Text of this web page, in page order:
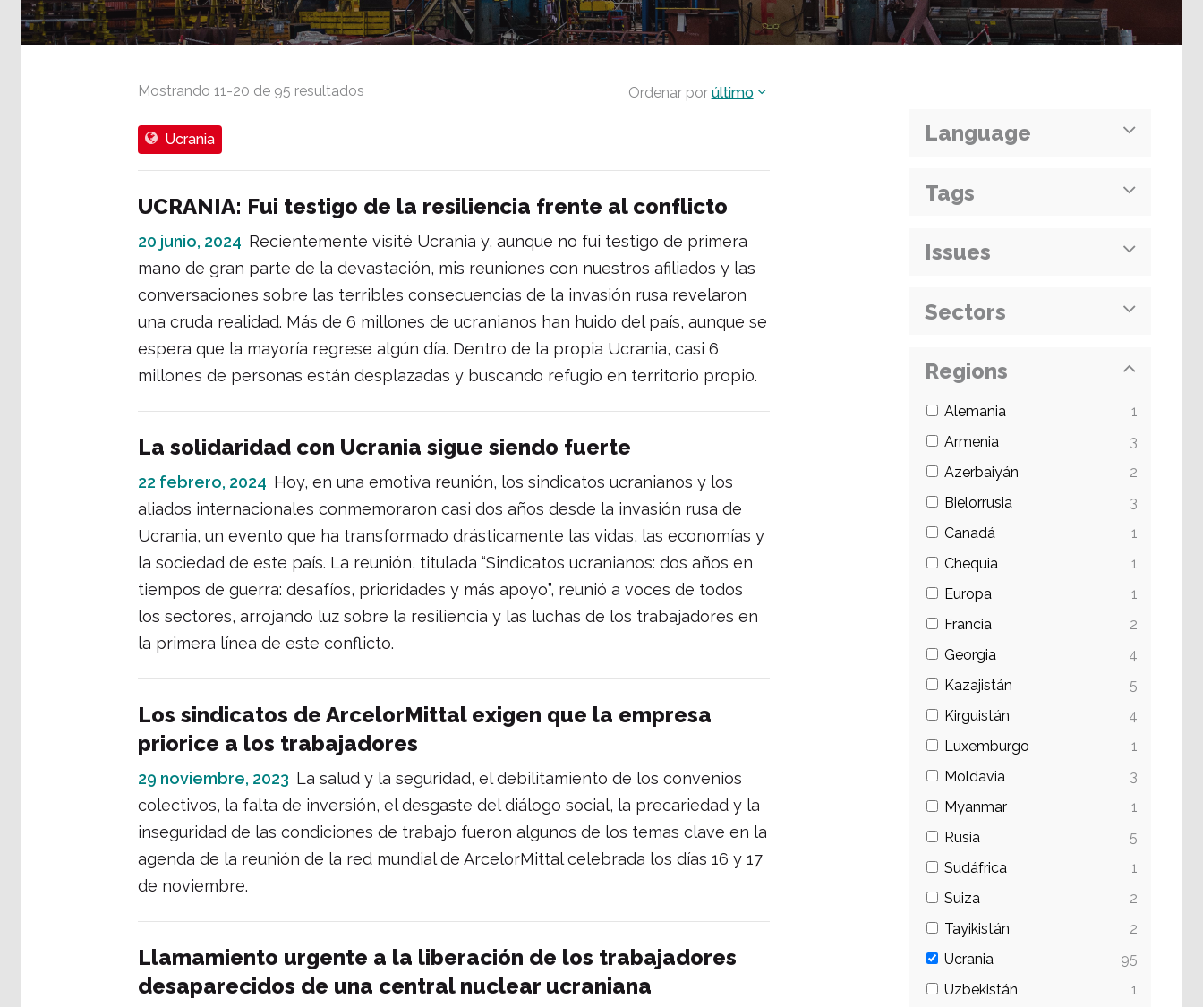
Mostrando 11-20 de 95 resultados Ordenar por último
Ucrania
UCRANIA: Fui testigo de la resiliencia frente al conflicto
20 junio, 2024 Recientemente visité Ucrania y, aunque no fui testigo de primera
mano de gran parte de la devastación, mis reuniones con nuestros afiliados y las
conversaciones sobre las terribles consecuencias de la invasión rusa revelaron
una cruda realidad. Más de 6 millones de ucranianos han huido del país, aunque se
espera que la mayoría regrese algún día. Dentro de la propia Ucrania, casi 6
millones de personas están desplazadas y buscando refugio en territorio propio.
La solidaridad con Ucrania sigue siendo fuerte
22 febrero, 2024 Hoy, en una emotiva reunión, los sindicatos ucranianos y los
aliados internacionales conmemoraron casi dos años desde la invasión rusa de
Ucrania, un evento que ha transformado drásticamente las vidas, las economías y
la sociedad de este país. La reunión, titulada “Sindicatos ucranianos: dos años en
tiempos de guerra: desafíos, prioridades y más apoyo”, reunió a voces de todos
los sectores, arrojando luz sobre la resiliencia y las luchas de los trabajadores en
la primera línea de este conflicto.
Los sindicatos de ArcelorMittal exigen que la empresa
priorice a los trabajadores
29 noviembre, 2023 La salud y la seguridad, el debilitamiento de los convenios
colectivos, la falta de inversión, el desgaste del diálogo social, la precariedad y la
inseguridad de las condiciones de trabajo fueron algunos de los temas clave en la
agenda de la reunión de la red mundial de ArcelorMittal celebrada los días 16 y 17
de noviembre.
Llamamiento urgente a la liberación de los trabajadores
desaparecidos de una central nuclear ucraniana
Language
Tags
Issues
Sectors
Regions
Alemania
1
Armenia
3
Azerbaiyán
2
Bielorrusia
3
Canadá
1
Chequia
1
Europa
1
Francia
2
Georgia
4
Kazajistán
5
Kirguistán
4
Luxemburgo
1
Moldavia
3
Myanmar
1
Rusia
5
Sudáfrica
1
Suiza
2
Tayikistán
2
Ucrania
95
Uzbekistán
1